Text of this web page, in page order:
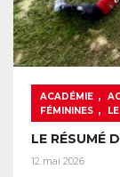
ACADÉMIE ,
FÉMININES ,
LE RÉSUMÉ
12 mai 2026